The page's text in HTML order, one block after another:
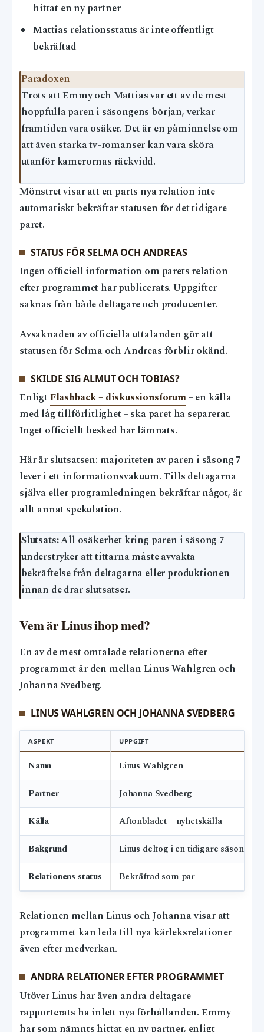
hittat en ny partner
Mattias relationsstatus är inte offentligt
bekräftad
Paradoxen
Trots att Emmy och Mattias var ett av de mest
hoppfulla paren i säsongens början, verkar
framtiden vara osäker. Det är en påminnelse om
att även starka tv-romanser kan vara sköra
utanför kamerornas räckvidd.
Mönstret visar att en parts nya relation inte
automatiskt bekräftar statusen för det tidigare
paret.
STATUS FÖR SELMA OCH ANDREAS
Ingen officiell information om parets relation
efter programmet har publicerats. Uppgifter
saknas från både deltagare och producenter.
Avsaknaden av officiella uttalanden gör att
statusen för Selma och Andreas förblir okänd.
SKILDE SIG ALMUT OCH TOBIAS?
EnligtFlashback – diskussionsforum– en källa
med låg tillförlitlighet – ska paret ha separerat.
Inget officiellt besked har lämnats.
Här är slutsatsen: majoriteten av paren i säsong 7
lever i ett informationsvakuum. Tills deltagarna
själva eller programledningen bekräftar något, är
allt annat spekulation.
Slutsats:All osäkerhet kring paren i säsong 7
understryker att tittarna måste avvakta
bekräftelse från deltagarna eller produktionen
innan de drar slutsatser.
Vem är Linus ihop med?
En av de mest omtalade relationerna efter
programmet är den mellan Linus Wahlgren och
Johanna Svedberg.
LINUS WAHLGREN OCH JOHANNA SVEDBERG
ASPEKT UPPGIFT
Namn Linus Wahlgren
Partner Johanna Svedberg
Källa Aftonbladet – nyhetskälla
Bakgrund Linus deltog i en tidigare säsong
Relationens status Bekräftad som par
Relationen mellan Linus och Johanna visar att
programmet kan leda till nya kärleksrelationer
även efter medverkan.
ANDRA RELATIONER EFTER PROGRAMMET
Utöver Linus har även andra deltagare
rapporterats ha inlett nya förhållanden. Emmy